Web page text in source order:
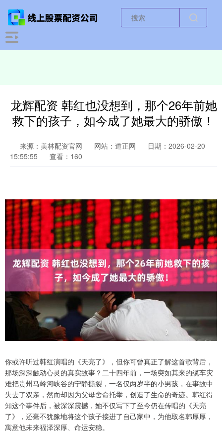
龙辉配资 韩红也没想到，那个26年前她
救下的孩子，如今成了她最大的骄傲！
来源：美林配资官网 网站：道正网
日期：2026-02-20
15:55:55
查看：160
你或许听过韩红演唱的《天亮了》，但你可曾真正了解这首歌背后，
那场深深触动心灵的真实故事？二十四年前，一场突如其来的缆车灾
难把贵州马岭河峡谷的宁静撕裂，一名仅两岁半的小男孩，在事故中
失去了双亲，然而却因为父母舍命托举，创造了生命的奇迹。韩红得
知这个事件后，被深深震撼，她不仅写下了至今仍在传唱的《天亮
了》，还毫不犹豫地将这个孩子接进了自己家中，为他取名韩厚厚，
寓意他未来福泽深厚、命运安稳。